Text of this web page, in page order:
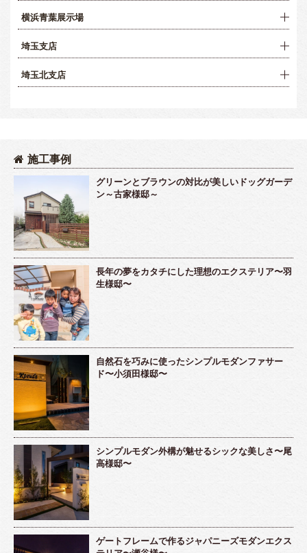
横浜青葉展示場
埼玉支店
埼玉北支店
施工事例
グリーンとブラウンの対比が美しいドッグガーデ
ン～古家様邸～
長年の夢をカタチにした理想のエクステリア〜羽
生様邸〜
自然石を巧みに使ったシンプルモダンファサー
ド〜小須田様邸〜
シンプルモダン外構が魅せるシックな美しさ〜尾
高様邸〜
ゲートフレームで作るジャパニーズモダンエクス